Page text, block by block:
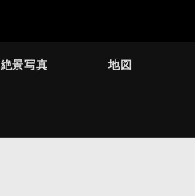
絶景写真 地図